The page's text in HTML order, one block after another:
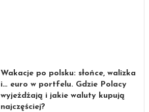
Wakacje po polsku: słońce, walizka
i… euro w portfelu. Gdzie Polacy
wyjeżdżają i jakie waluty kupują
najczęściej?